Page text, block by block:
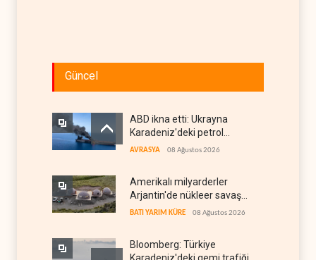
Güncel
ABD ikna etti: Ukrayna
Karadeniz'deki petrol
tankerlerini vurmayacak
AVRASYA 08 Ağustos 2026
Amerikalı milyarderler
Arjantin'de nükleer savaş
sığınağı inşa ediyor
BATI YARIM KÜRE 08 Ağustos 2026
Bloomberg: Türkiye